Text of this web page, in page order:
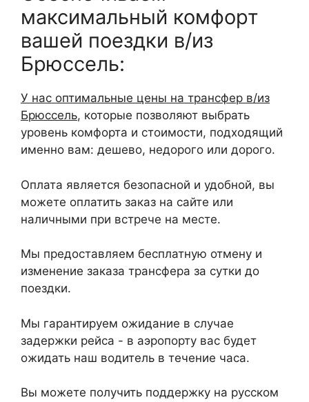
максимальный комфорт
вашей поездки в/из
Брюссель:
У нас оптимальные цены на трансфер в/из
Брюссель, которые позволяют выбрать
уровень комфорта и стоимости, подходящий
именно вам: дешево, недорого или дорого.
Оплата является безопасной и удобной, вы
можете оплатить заказ на сайте или
наличными при встрече на месте.
Мы предоставляем бесплатную отмену и
изменение заказа трансфера за сутки до
поездки.
Мы гарантируем ожидание в случае
задержки рейса - в аэропорту вас будет
ожидать наш водитель в течение часа.
Вы можете получить поддержку на русском